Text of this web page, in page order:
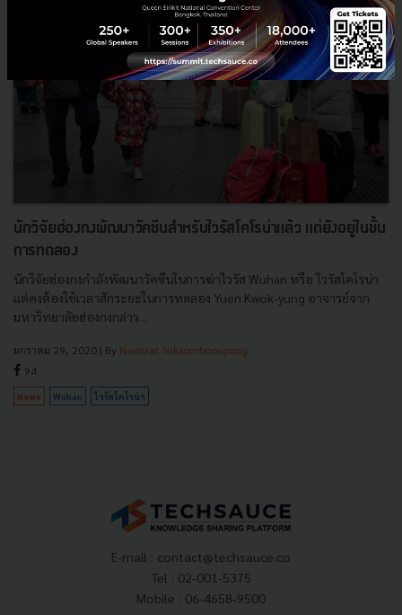
นักวิจัยฮ่องกงพัฒนาวัคซีนสำหรับไวรัสโคโรน่าแล้ว แต่ยังอยู่ในขั้น
การทดลอง
นักวิจัยฮ่องกงกำลังพัฒนาวัคซีนในการฆ่าไวรัส Wuhan หรือ ไวรัสโคโรน่า
แต่คงต้องใช้เวลาสักระยะในการทดลอง Yuen Kwok-yung อาจารย์จาก
มหาวิทยาลัยฮ่องกงกล่าว...
มกราคม 29, 2020 | By Narinrat Suksomboonpong
94
News Wuhan ไวรัสโคโรน่า
E-mail : contact@techsauce.co
Tel : 02-001-5375
Mobile : 06-4658-9500